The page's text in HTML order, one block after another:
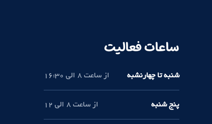
ساعات فعالیت
شنبه تا چهارنشبه از ساعت 8 الی 16:30
پنج شنبه از ساعت 8 الی 12